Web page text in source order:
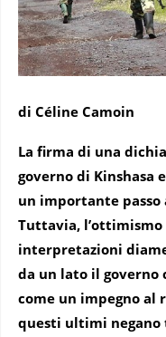
di Céline Camoin
La firma di una
governo di Kinshasa
un importante passo
Tuttavia,
interpretazioni
da un lato il governo
come un impegno
questi ultimi negano